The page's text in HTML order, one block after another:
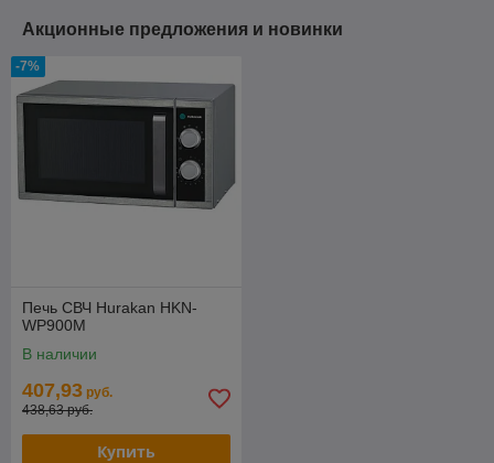
Акционные предложения и новинки
-7%
Печь СВЧ Hurakan HKN-
WP900M
В наличии
407,93 руб.
438,63 руб.
Купить